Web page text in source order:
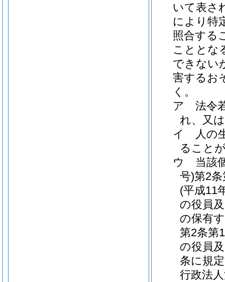
いて表さ
により特
照合する
こととな
できない
害するお
く。
ア
法令
れ、又
イ
人の
ること
ウ
当該
号)第2
(平成11
の役員
の保有
第2条第
の役員
条に規
行政法